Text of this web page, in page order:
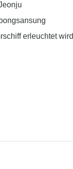
erleuchtet wird